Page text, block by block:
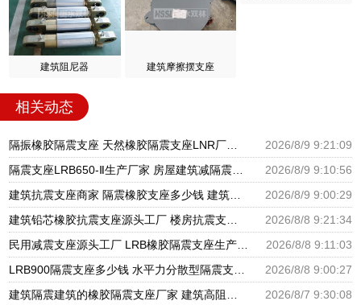
建筑阻尼器 建筑摩擦摆支座
相关动态
2026/8/9 9:21:09
2026/8/9 9:10:56
2026/8/9 9:00:29
2026/8/8 9:21:34
2026/8/8 9:11:03
2026/8/8 9:00:27
2026/8/7 9:30:08